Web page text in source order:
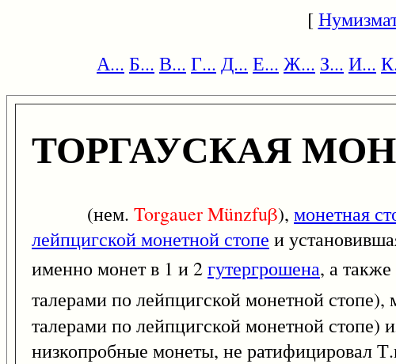
[
А... Б... В... Г... Д... Е... Ж... З... И...
ТОРГАУСКАЯ
(нем. TorgauerMünzfuβ), монетная
лейпцигской монетной стопе и
именно монет в 1 и 2гутергрошена, а также
талерами по лейпцигской монетной стопе),
талерами по лейпцигской монетной стопе)
низкопробные монеты, не ратифицировал